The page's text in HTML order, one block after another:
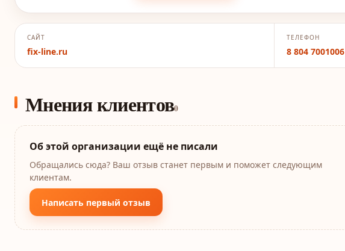
САЙТ
fix-line.ru
ТЕЛЕФОН
8 804 7001006
Мнения клиентов0
Об этой организации ещё не писали
Обращались сюда? Ваш отзыв станет первым и поможет следующим
клиентам.
Написать первый отзыв